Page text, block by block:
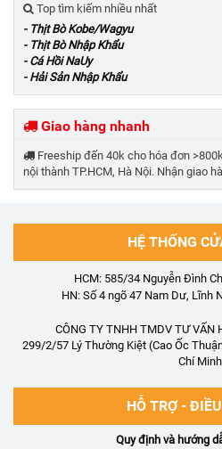
Top tìm kiếm nhiều nhất
- Thịt Bò Kobe/Wagyu
- Thịt Bò Nhập Khẩu
- Cá Hồi NaUy
- Hải Sản Nhập Khẩu
Giao hàng nhanh
Freeship đến 40k cho hóa đơn
nội thành TP.HCM, Hà Nội. Nhận giao
HỆ THỐNG
HCM: 585/34 Nguyễn Đình
HN: Số 4 ngõ 47 Nam Dư, Lĩnh
CÔNG TY TNHH TMDV TƯ VẤN
299/2/57 Lý Thường Kiệt (Cao Ốc
Chí Minh
HỖ TRỢ -
Quy định và hướng